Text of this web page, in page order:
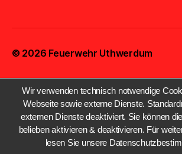
© 2026 Feuerwehr Uthwerdum
Wir verwenden technisch notwendige
Webseite sowie externe Dienste.
externen Dienste deaktiviert. Sie können
belieben aktivieren & deaktivieren. Für
lesen Sie unsere